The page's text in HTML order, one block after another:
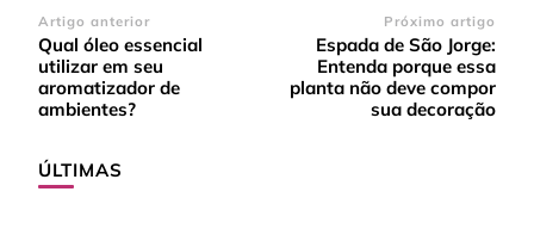
Navegação
de
post
Artigo anterior
Qual óleo essencial
utilizar em seu
aromatizador de
ambientes?
Próximo artigo
Espada de São Jorge:
Entenda porque essa
planta não deve compor
sua decoração
ÚLTIMAS